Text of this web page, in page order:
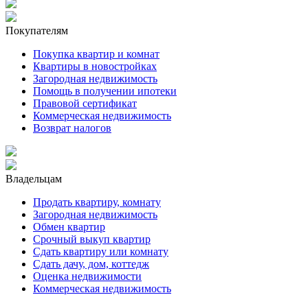
Покупателям
Покупка квартир и комнат
Квартиры в новостройках
Загородная недвижимость
Помощь в получении ипотеки
Правовой сертификат
Коммерческая недвижимость
Возврат налогов
Владельцам
Продать квартиру, комнату
Загородная недвижимость
Обмен квартир
Срочный выкуп квартир
Сдать квартиру или комнату
Сдать дачу, дом, коттедж
Оценка недвижимости
Коммерческая недвижимость